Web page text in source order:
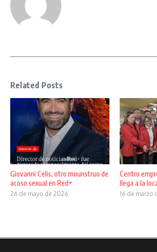
Related Posts
Giovanni Celis, otro mounstruo de
acoso sexual en Red+
26 de mayo de 2026
Centro
llega a la
16 de marzo